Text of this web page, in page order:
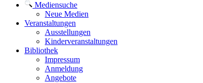
Mediensuche
Neue Medien
Veranstaltungen
Ausstellungen
Kinderveranstaltungen
Bibliothek
Impressum
Anmeldung
Angebote